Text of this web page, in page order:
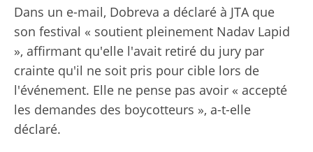
Dans un e-mail, Dobreva a déclaré à JTA que
son festival « soutient pleinement Nadav Lapid
», affirmant qu'elle l'avait retiré du jury par
crainte qu'il ne soit pris pour cible lors de
l'événement. Elle ne pense pas avoir « accepté
les demandes des boycotteurs », a-t-elle
déclaré.